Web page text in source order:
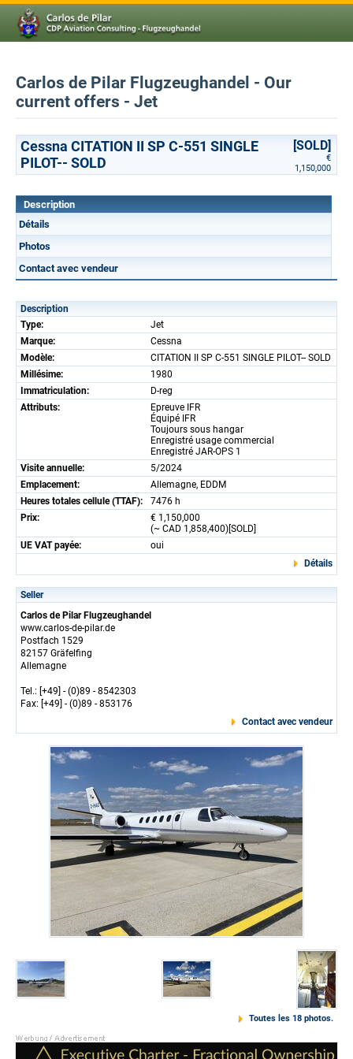
Carlos de Pilar Flugzeughandel - Our
current offers - Jet
Cessna CITATION II SP C-551 SINGLE
PILOT-- SOLD
[SOLD]
€
1,150,000
Description
Détails
Photos
Contact avec vendeur
Description
Type:
Jet
Marque:
Cessna
Modèle:
CITATION II SP C-551 SINGLE PILOT-- SOLD
Millésime:
1980
Immatriculation:
D-reg
Attributs:
Epreuve IFR
Équipé IFR
Toujours sous hangar
Enregistré usage commercial
Enregistré JAR-OPS 1
Visite annuelle:
5/2024
Emplacement:
Allemagne, EDDM
Heures totales cellule (TTAF):
7476 h
Prix:
€ 1,150,000
(~ CAD 1,858,400)[SOLD]
UE VAT payée:
oui
Détails
Seller
Carlos de Pilar Flugzeughandel
www.carlos-de-pilar.de
Postfach 1529
82157 Gräfelfing
Allemagne
Tel.: [+49] - (0)89 - 8542303
Fax: [+49] - (0)89 - 853176
Contact avec vendeur
Toutes les 18 photos.